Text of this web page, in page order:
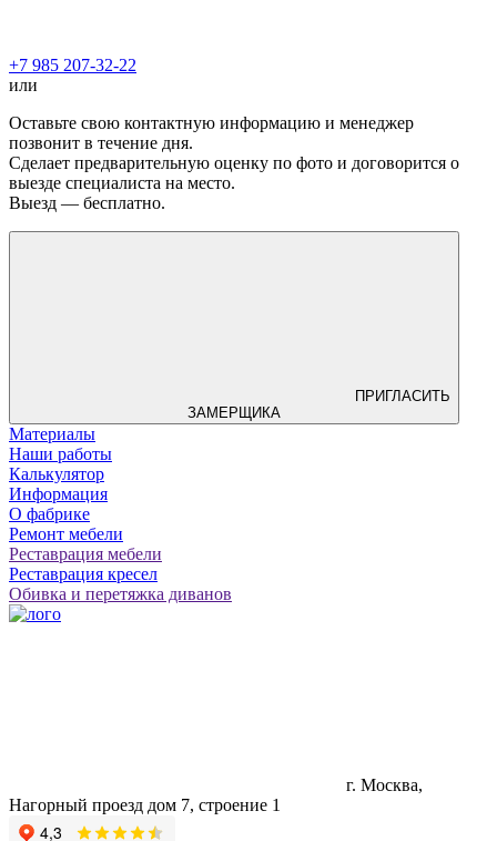
+7 985 207-32-22
или
Оставьте свою контактную информацию и менеджер
позвонит в течение дня.
Сделает предварительную оценку по фото и договорится о
выезде специалиста на место.
Выезд — бесплатно.
ПРИГЛАСИТЬ
ЗАМЕРЩИКА
Материалы
Наши работы
Калькулятор
Информация
О фабрике
Ремонт мебели
Реставрация мебели
Реставрация кресел
Обивка и перетяжка диванов
г. Москва,
Нагорный проезд дом 7, строение 1